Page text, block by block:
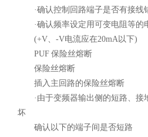
·确认控制回路端子是否有接线
·确认频率设定用可变电阻等的
(+V、-V电流应在20mA以下)
PUF 保险丝熔断
保险丝熔断
插入主回路的保险丝熔断
·由于变频器输出侧的短路、接
坏
确认以下的端子间是否短路